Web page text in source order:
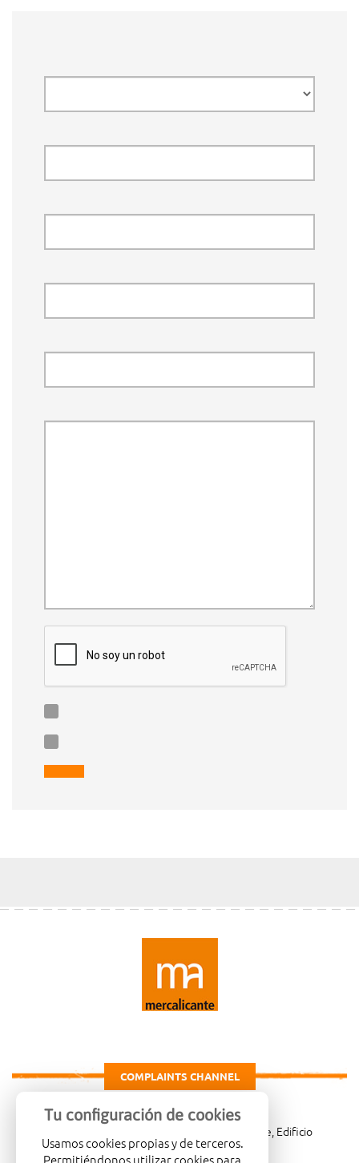
COMPLAINTS CHANNEL
Carretera de Madrid Km. 4, 03007 Alicante, Edificio
Administrativo, planta 3ª
Tu configuración de cookies
Usamos cookies propias y de terceros.
Permitiéndonos utilizar cookies para